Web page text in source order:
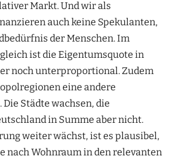
Markt. Und wir als
auch keine Spekulanten,
der Menschen. Im
ist die Eigentumsquote in
noch unterproportional. Zudem
eine andere
Städte wachsen, die
in Summe aber nicht.
weiter wächst, ist es plausibel,
nach Wohnraum in den relevanten